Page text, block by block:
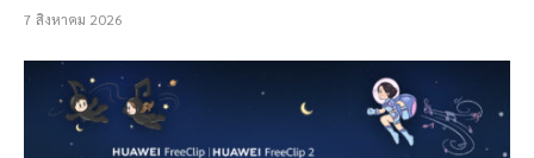
7 สิงหาคม 2026